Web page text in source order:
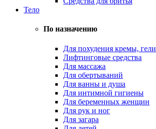
Тело
По назначению
Для похудения кремы, гели
Лифтинговые средства
Для массажа
Для обертываний
Для ванны и душа
Для интимной гигиены
Для беременных женщин
Для рук и ног
Для загара